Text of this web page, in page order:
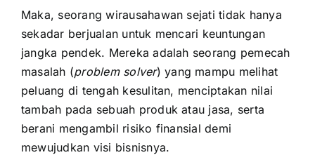
Maka, seorang wirausahawan sejati tidak hanya
sekadar berjualan untuk mencari keuntungan
jangka pendek. Mereka adalah seorang pemecah
masalah (problem solver) yang mampu melihat
peluang di tengah kesulitan, menciptakan nilai
tambah pada sebuah produk atau jasa, serta
berani mengambil risiko finansial demi
mewujudkan visi bisnisnya.